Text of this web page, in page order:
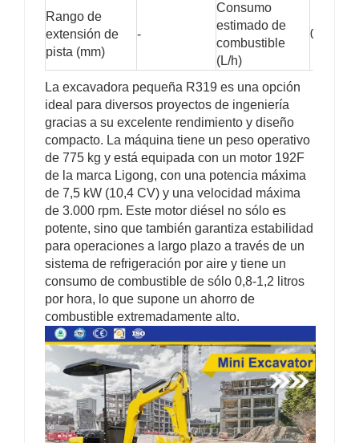
Rango de
extensión de
pista (mm)
-
Consumo
estimado de
combustible
(L/h)
0,8-1,2
La excavadora pequeña R319 es una opción
ideal para diversos proyectos de ingeniería
gracias a su excelente rendimiento y diseño
compacto. La máquina tiene un peso operativo
de 775 kg y está equipada con un motor 192F
de la marca Ligong, con una potencia máxima
de 7,5 kW (10,4 CV) y una velocidad máxima
de 3.000 rpm. Este motor diésel no sólo es
potente, sino que también garantiza estabilidad
para operaciones a largo plazo a través de un
sistema de refrigeración por aire y tiene un
consumo de combustible de sólo 0,8-1,2 litros
por hora, lo que supone un ahorro de
combustible extremadamente alto.